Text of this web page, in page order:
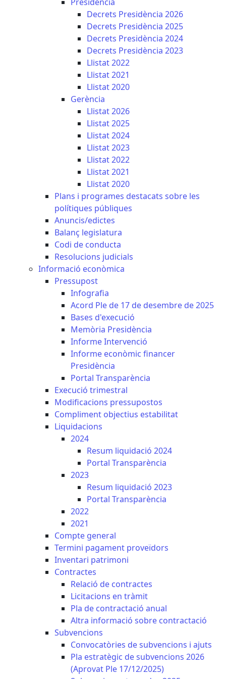
Decrets Presidència 2026
Decrets Presidència 2025
Decrets Presidència 2024
Decrets Presidència 2023
Llistat 2022
Llistat 2021
Llistat 2020
Gerència
Llistat 2026
Llistat 2025
Llistat 2024
Llistat 2023
Llistat 2022
Llistat 2021
Llistat 2020
Plans i programes destacats sobre les
polítiques públiques
Anuncis/edictes
Balanç legislatura
Codi de conducta
Resolucions judicials
Informació econòmica
Pressupost
Infografia
Acord Ple de 17 de desembre de 2025
Bases d'execució
Memòria Presidència
Informe Intervenció
Informe econòmic financer
Presidència
Portal Transparència
Execució trimestral
Modificacions pressupostos
Compliment objectius estabilitat
Liquidacions
2024
Resum liquidació 2024
Portal Transparència
2023
Resum liquidació 2023
Portal Transparència
2022
2021
Compte general
Termini pagament proveïdors
Inventari patrimoni
Contractes
Relació de contractes
Licitacions en tràmit
Pla de contractació anual
Altra informació sobre contractació
Subvencions
Convocatòries de subvencions i ajuts
Pla estratègic de subvencions 2026
(Aprovat Ple 17/12/2025)